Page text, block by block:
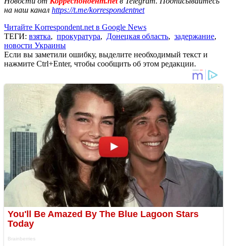
на наш канал https://t.me/korrespondentnet
Читайте Korrespondent.net в Google News
ТЕГИ: взятка, прокуратура, Донецкая область, задержание,
новости Украины
Если вы заметили ошибку, выделите необходимый текст и
нажмите Ctrl+Enter, чтобы сообщить об этом редакции.